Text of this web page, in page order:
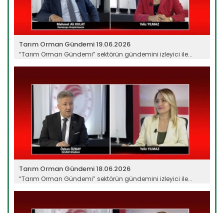
Tarım Orman Gündemi 19.06.2026
“Tarım Orman Gündemi” sektörün gündemini izleyici ile...
Devamını Oku ->
Tarım Orman Gündemi 18.06.2026
“Tarım Orman Gündemi” sektörün gündemini izleyici ile...
Devamını Oku ->